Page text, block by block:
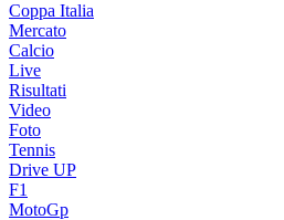
Coppa Italia
Mercato
Calcio
Live
Risultati
Video
Foto
Tennis
Drive UP
F1
MotoGp